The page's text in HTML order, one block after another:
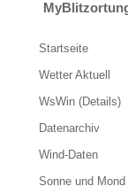
Startseite
Wetter Aktuell
WsWin (Details)
Datenarchiv
Wind-Daten
Sonne und Mond